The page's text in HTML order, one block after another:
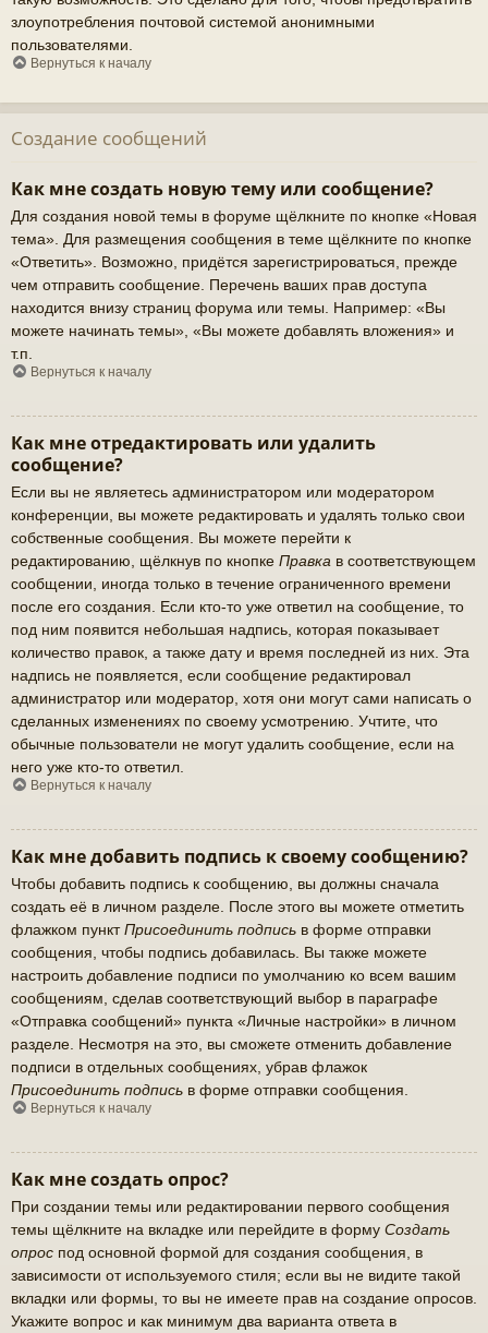
злоупотребления почтовой системой анонимными
пользователями.
Вернуться к началу
Создание сообщений
Как мне создать новую тему или сообщение?
Для создания новой темы в форуме щёлкните по кнопке «Новая
тема». Для размещения сообщения в теме щёлкните по кнопке
«Ответить». Возможно, придётся зарегистрироваться, прежде
чем отправить сообщение. Перечень ваших прав доступа
находится внизу страниц форума или темы. Например: «Вы
можете начинать темы», «Вы можете добавлять вложения» и
т.п.
Вернуться к началу
Как мне отредактировать или удалить
сообщение?
Если вы не являетесь администратором или модератором
конференции, вы можете редактировать и удалять только свои
собственные сообщения. Вы можете перейти к
редактированию, щёлкнув по кнопке Правка в соответствующем
сообщении, иногда только в течение ограниченного времени
после его создания. Если кто-то уже ответил на сообщение, то
под ним появится небольшая надпись, которая показывает
количество правок, а также дату и время последней из них. Эта
надпись не появляется, если сообщение редактировал
администратор или модератор, хотя они могут сами написать о
сделанных изменениях по своему усмотрению. Учтите, что
обычные пользователи не могут удалить сообщение, если на
него уже кто-то ответил.
Вернуться к началу
Как мне добавить подпись к своему сообщению?
Чтобы добавить подпись к сообщению, вы должны сначала
создать её в личном разделе. После этого вы можете отметить
флажком пунктПрисоединить подпись в форме отправки
сообщения, чтобы подпись добавилась. Вы также можете
настроить добавление подписи по умолчанию ко всем вашим
сообщениям, сделав соответствующий выбор в параграфе
«Отправка сообщений» пункта «Личные настройки» в личном
разделе. Несмотря на это, вы сможете отменить добавление
подписи в отдельных сообщениях, убрав флажок
Присоединить подпись в форме отправки сообщения.
Вернуться к началу
Как мне создать опрос?
При создании темы или редактировании первого сообщения
темы щёлкните на вкладке или перейдите в форму Создать
опрос под основной формой для создания сообщения, в
зависимости от используемого стиля; если вы не видите такой
вкладки или формы, то вы не имеете прав на создание опросов.
Укажите вопрос и как минимум два варианта ответа в